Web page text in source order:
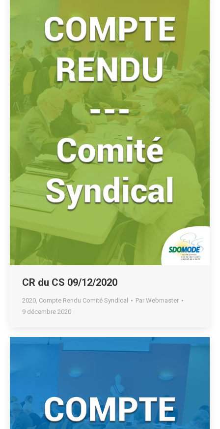
CR du CS 09/12/2020
2020, Compte Rendu Comité Syndical Par Webmaster
9 décembre 2020